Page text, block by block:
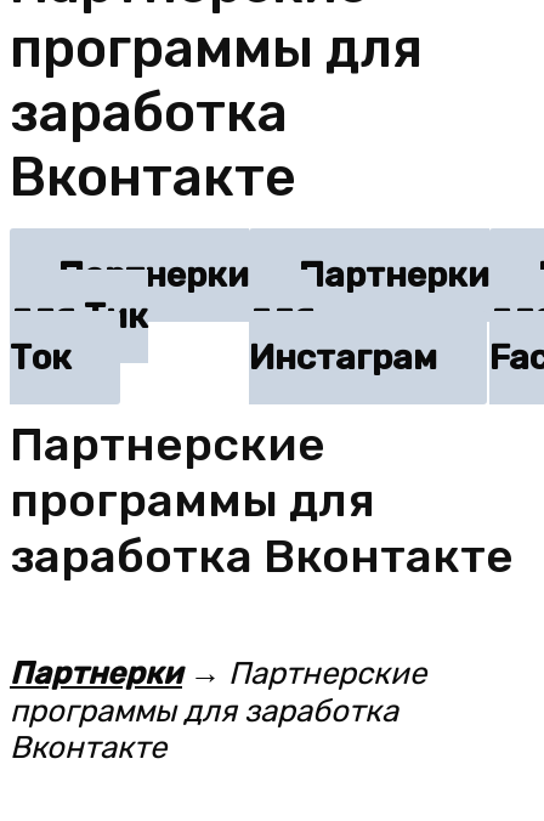
программы для
заработка
Вконтакте
Партнерки
для Тик
Ток
Партнерки
для
Инстаграм
Партнерские
программы для
заработка Вконтакте
Партнерки→ Партнерские
программы для заработка
Вконтакте